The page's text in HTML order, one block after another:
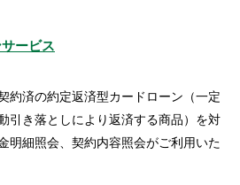
ービス
約済の約定返済型カードローン（一定
引き落としにより返済する商品）を対
明細照会、契約内容照会がご利用いた